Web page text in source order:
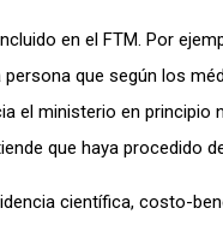
en el FTM. Por
que según los
el ministerio en principio
que haya procedido
científica, costo-